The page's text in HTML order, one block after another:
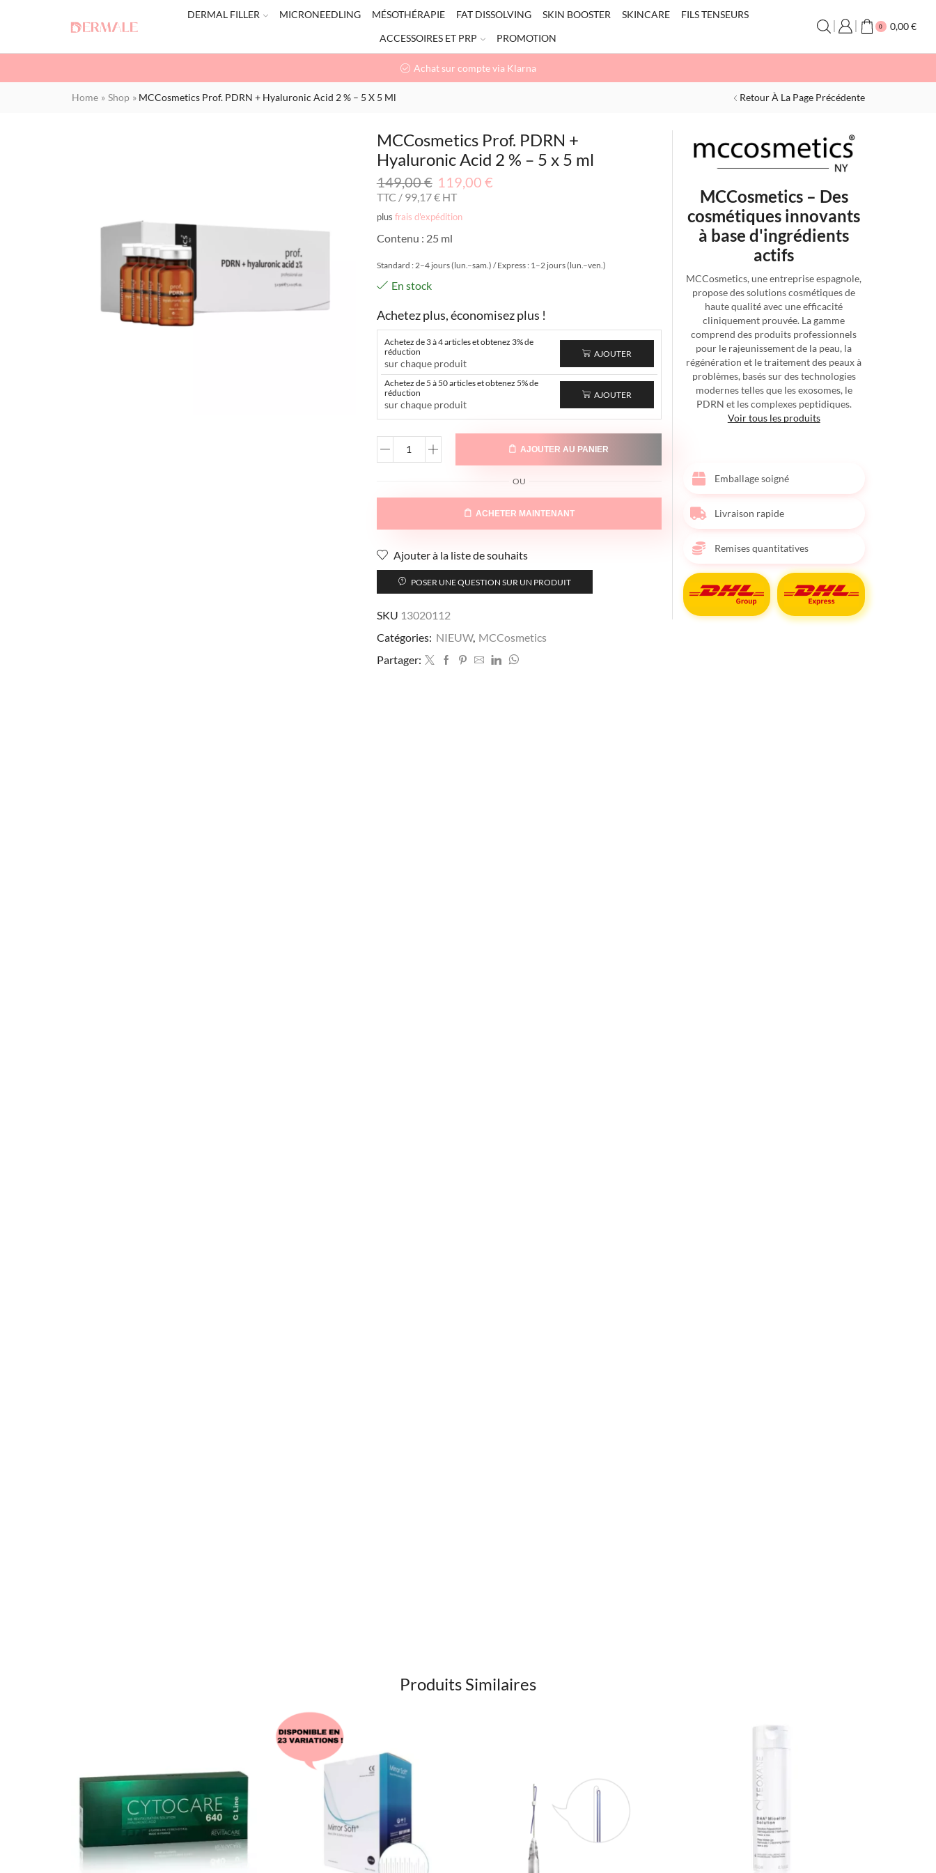
DERMAL FILLER MICRONEEDLING MÉSOTHÉRAPIE FAT DISSOLVING SKIN BOOSTER SKINCARE
FILS TENSEURS
ACCESSOIRES ET PRP
PROMOTION
0 0,00€
Achat sur compte via Klarna
Retour À La Page Précédente
Home » Shop » MCCosmetics Prof. PDRN + Hyaluronic Acid 2 % – 5 X 5 Ml
MCCosmetics Prof. PDRN +
Hyaluronic Acid 2 % – 5 x 5 ml
149,00€ 119,00 €
TTC / 99,17€HT
plus frais d'expédition
Contenu : 25 ml
Standard : 2–4 jours (lun.–sam.) / Express : 1–2 jours (lun.–ven.)
En stock
Achetez plus, économisez plus !
Achetez de 3 à 4 articles et obtenez 3% de
réduction
sur chaque produit
AJOUTER
Achetez de 5 à 50 articles et obtenez 5% de
réduction
sur chaque produit
AJOUTER
AJOUTER AU PANIER
OU
ACHETER MAINTENANT
Ajouter à la liste de souhaits
POSER UNE QUESTION SUR UN PRODUIT
SKU 13020112
Catégories: NIEUW, MCCosmetics
Partager:
MCCosmetics – Des
cosmétiques innovants
à base d'ingrédients
actifs
MCCosmetics, une entreprise espagnole,
propose des solutions cosmétiques de
haute qualité avec une efficacité
cliniquement prouvée. La gamme
comprend des produits professionnels
pour le rajeunissement de la peau, la
régénération et le traitement des peaux à
problèmes, basés sur des technologies
modernes telles que les exosomes, le
PDRN et les complexes peptidiques.
Voir tous les produits
Emballage soigné
Livraison rapide
Remises quantitatives
Produits Similaires